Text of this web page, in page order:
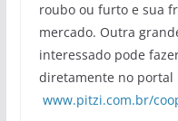
roubo ou furto e sua
mercado. Outra
interessado pode
diretamente no portal
www.pitzi.com.br/